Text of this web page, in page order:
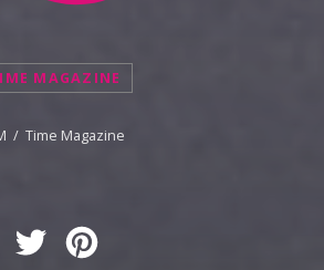
MAGAZINE
/ Time Magazine
Copy
Twitter